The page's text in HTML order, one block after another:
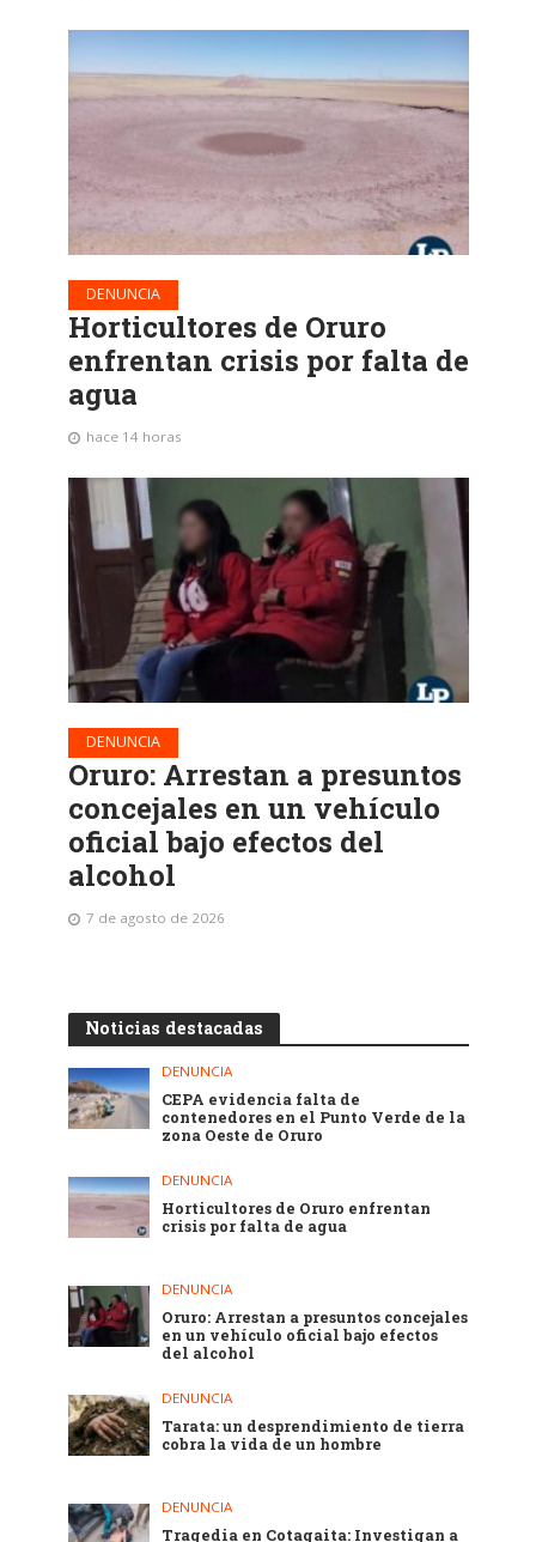
DENUNCIA
Horticultores de Oruro
enfrentan crisis por falta de
agua
hace 14 horas
DENUNCIA
Oruro: Arrestan a presuntos
concejales en un vehículo
oficial bajo efectos del
alcohol
7 de agosto de 2026
Noticias destacadas
DENUNCIA
CEPA evidencia falta de
contenedores en el Punto Verde de la
zona Oeste de Oruro
DENUNCIA
Horticultores de Oruro enfrentan
crisis por falta de agua
DENUNCIA
Oruro: Arrestan a presuntos concejales
en un vehículo oficial bajo efectos
del alcohol
DENUNCIA
Tarata: un desprendimiento de tierra
cobra la vida de un hombre
DENUNCIA
Tragedia en Cotagaita: Investigan a